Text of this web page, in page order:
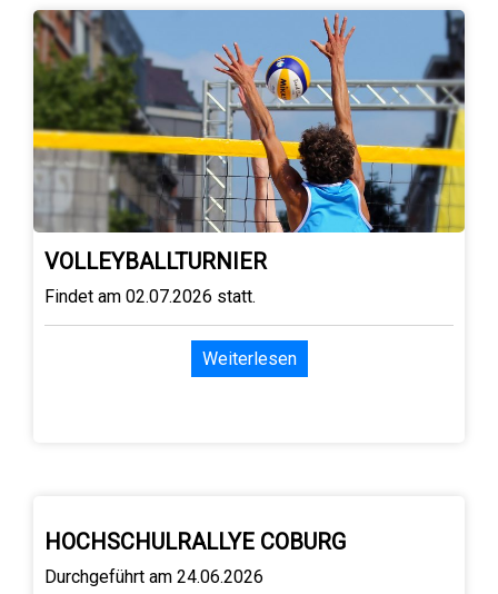
VOLLEYBALLTURNIER
Findet am 02.07.2026 statt.
Weiterlesen
HOCHSCHULRALLYE COBURG
Durchgeführt am 24.06.2026